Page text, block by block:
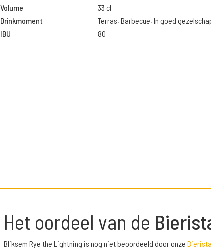
Volume
33 cl
Drinkmoment
Terras, Barbecue, In goed
IBU
80
Het oordeel van de
Bliksem Rye the Lightning is nog niet beoordeeld door onze